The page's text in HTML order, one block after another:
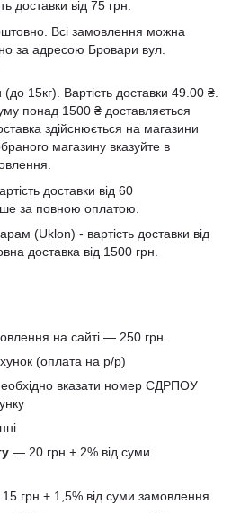
доставки від 75 грн.
Всі замовлення можна
за адресою Бровари вул.
15кг). Вартість доставки 49.00 ₴.
понад 1500 ₴ доставляється
здійснюється на магазини
магазину вказуйте в
доставки від 60
за повною оплатою.
(Uklon) - вартість доставки від
доставка від 1500 грн.
на сайті — 250 грн.
(оплата на р/р)
вказати номер ЄДРПОУ
— 20 грн + 2% від суми
грн + 1,5% від суми замовлення.